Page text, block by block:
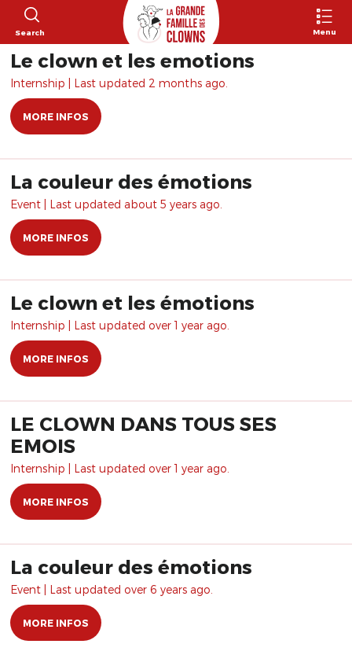
Search Menu
Le clown et les émotions
Internship | Last updated 2 months ago.
MORE INFOS
La couleur des émotions
Event | Last updated about 5 years ago.
MORE INFOS
Le clown et les émotions
Internship | Last updated over 1 year ago.
MORE INFOS
LE CLOWN DANS TOUS SES
EMOIS
Internship | Last updated over 1 year ago.
MORE INFOS
La couleur des émotions
Event | Last updated over 6 years ago.
MORE INFOS